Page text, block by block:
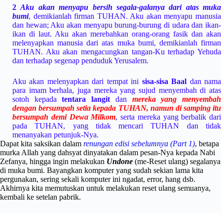
2 Aku akan menyapu bersih segala-galanya dari atas muka
bumi, demikianlah firman TUHAN. Aku akan menyapu manusia
dan hewan; Aku akan menyapu burung-burung di udara dan ikan-
ikan di laut. Aku akan merebahkan orang-orang fasik dan akan
melenyapkan manusia dari atas muka bumi, demikianlah firman
TUHAN. Aku akan mengacungkan tangan-Ku terhadap Yehuda
dan terhadap segenap penduduk Yerusalem.
Aku akan melenyapkan dari tempat ini sisa-sisa Baal dan nama
para imam berhala, juga mereka yang sujud menyembah di atas
sotoh kepadatentara langit dan mereka yang menyembah
dengan bersumpah setia kepada TUHAN, namun di samping itu
bersumpah demi Dewa Milkom, serta mereka yang berbalik dari
pada TUHAN, yang tidak mencari TUHAN dan tidak
menanyakan petunjuk-Nya.
Dapat kita saksikan dalam renungan edisi sebelumnya (Part 1), betapa
murka Allah yang dahsyat dinyatakan dalam pesan-Nya kepada Nabi
Zefanya, hingga ingin melakukan Undone (me-Reset ulang) segalanya
di muka bumi. Bayangkan komputer yang sudah sekian lama kita
pergunakan, sering sekali komputer ini ngadat, error, hang dsb.
Akhirnya kita memutuskan untuk melakukan reset ulang semuanya,
kembali ke setelan pabrik.